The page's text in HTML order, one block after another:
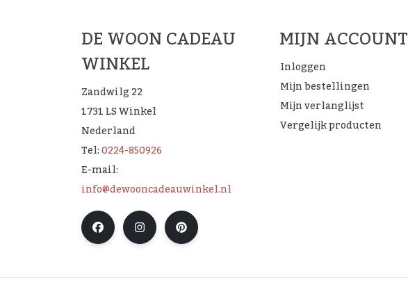
DE WOON CADEAU
WINKEL
Zandwilg 22
1731 LS Winkel
Nederland
Tel:0224-850926
E-mail:
info@dewooncadeauwinkel.nl
MIJN ACCOUNT
Inloggen
Mijn bestellingen
Mijn verlanglijst
Vergelijk producten